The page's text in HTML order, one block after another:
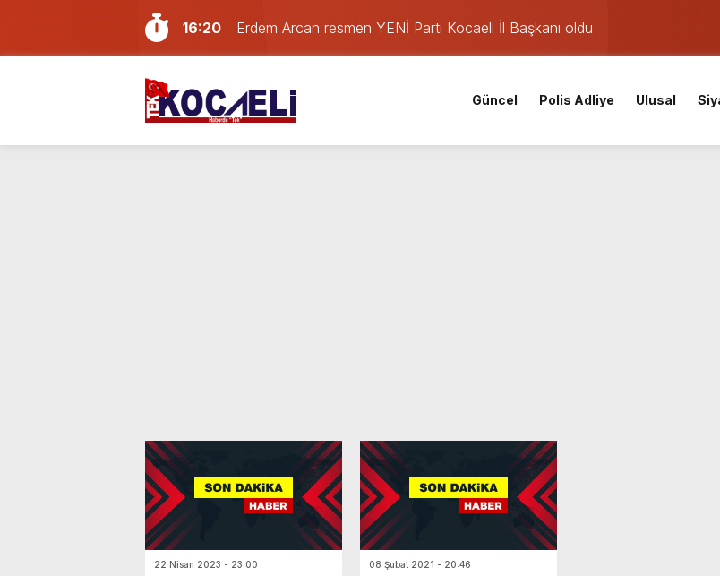
16:20
Erdem Arcan resmen YENİ Parti Kocaeli İl Başkanı oldu
14:13
Doğum günü kutlamaya gitmişti: 14 yaşındaki Murat’ın şüpheli ölümünde
13:55
Paraf Körfez karta ilk 24 saatte rekor başvuru
12:39
Son dakika Kocaeli’de yangın: Sanayi sitesinden alevler yükseliyor
11:33
Kocaelispor’da transfer hareketliliği
Güncel Polis Adliye Ulusal
22 Nisan 2023 - 23:00 08 Şubat 2021 - 20:46